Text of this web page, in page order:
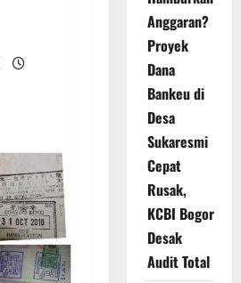
Anggaran?
Proyek
Dana
Bankeu di
Desa
Sukaresmi
Cepat
Rusak,
KCBI Bogor
Desak
Audit Total